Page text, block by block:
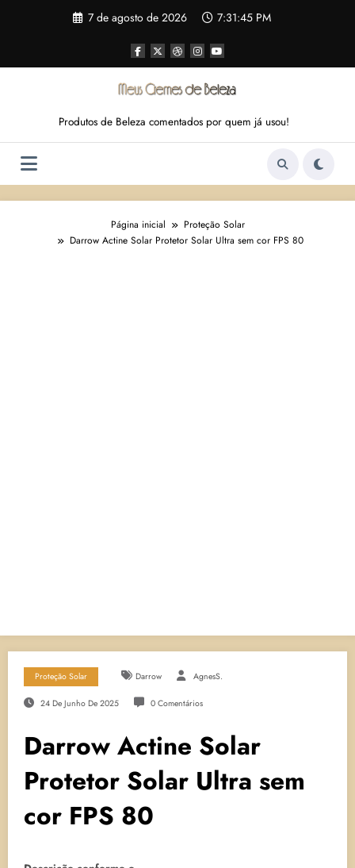
7 de agosto de 2026 7:31:46 PM
Produtos de Beleza comentados por quem já usou!
Página inicial
Proteção Solar
Darrow Actine Solar Protetor Solar Ultra sem cor FPS 80
Proteção Solar Darrow AgnesS.
24 De Junho De 2025 0 Comentários
Darrow Actine Solar
Protetor Solar Ultra sem
cor FPS 80